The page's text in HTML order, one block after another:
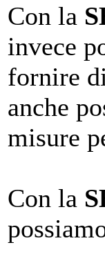
Con la
invece
fornire
anche
misure
Con la